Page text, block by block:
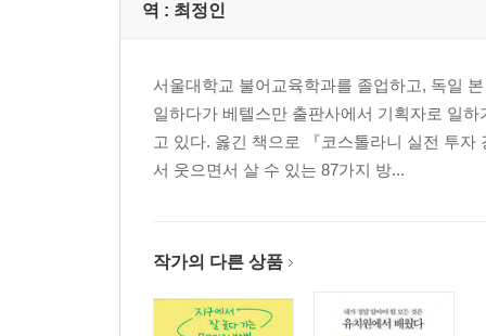
부록 C 우리가 만난 멀티플라이어
부록 D 멀티플라이어에대한 토론 지침
멀티플라이어 평가 나도 모루게 디미니셔가 되었
역 : 최정인
서울대학교 불어교육학과를 졸업하고, 독일
일하다가 베텔스만 출판사에서 기획자로 일
고 있다. 옳긴 책으로 『코스톨라니 실전 투
서 웃으면서 살 수 있는 87가지 방...
작가의 다른 상품